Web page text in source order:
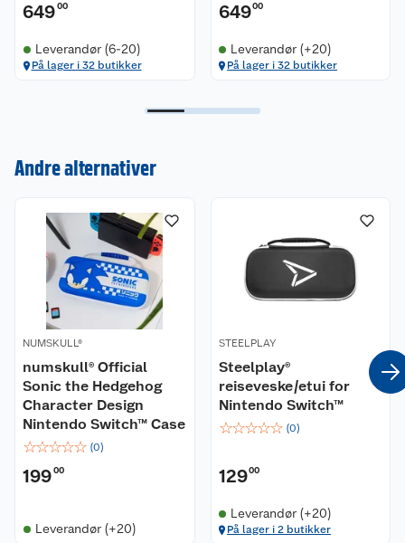
64900
Leverandør (6-20)
På lager i 32 butikker
64900
Leverandør (+20)
På lager i 32 butikker
Andre alternativer
NUMSKULL®
numskull® Official
Sonic the Hedgehog
Character Design
Nintendo Switch™ Case
☆☆☆☆☆ (0)
19900
Leverandør (+20)
STEELPLAY
Steelplay®
reiseveske/etui for
Nintendo Switch™
☆☆☆☆☆ (0)
12900
Leverandør (+20)
På lager i 2 butikker
Nyheter
Våre butikker
Våre merkevarer
Coop kjeder
Ledige stillinger
Bærekraft
Angre- og returrett
Reklamasjon og garanti
Ofte stilte spørsmål
Betalingsalternativer
Leveringsalternativer
Pakkesporing
Åpent kjøp
Coop medlem